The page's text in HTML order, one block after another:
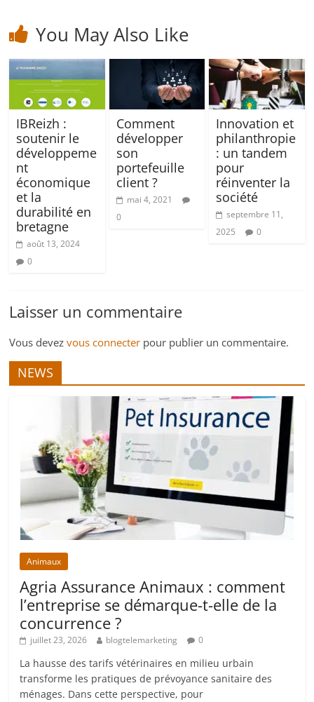
You May Also Like
IBReizh :
soutenir le
développeme
nt
économique
et la
durabilité en
bretagne
août 13, 2024
0
Comment
développer
son
portefeuille
client ?
mai 4, 2021
0
Innovation et
philanthropie
: un tandem
pour
réinventer la
société
septembre 11,
2025
0
Laisser un commentaire
Vous devezvous connecter pour publier un commentaire.
NEWS
Animaux
Agria Assurance Animaux : comment
l’entreprise se démarque-t-elle de la
concurrence ?
juillet 23, 2026 blogtelemarketing 0
La hausse des tarifs vétérinaires en milieu urbain
transforme les pratiques de prévoyance sanitaire des
ménages. Dans cette perspective, pour